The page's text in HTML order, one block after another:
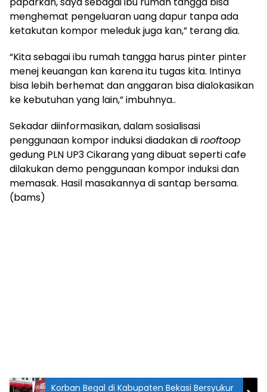
menghemat pengeluaran uang dapur tanpa ada
ketakutan kompor meleduk juga kan,” terang dia.
“Kita sebagai ibu rumah tangga harus pinter pinter
menej keuangan kan karena itu tugas kita. Intinya
bisa lebih berhemat dan anggaran bisa dialokasikan
ke kebutuhan yang lain,” imbuhnya..
Sekadar diinformasikan, dalam sosialisasi
penggunaan kompor induksi diadakan dirooftoop
gedung PLN UP3 Cikarang yang dibuat seperti cafe
dilakukan demo penggunaan kompor induksi dan
memasak. Hasil masakannya di santap bersama.
(bams)
Korban Begal di Kabupaten Bekasi Bersyukur